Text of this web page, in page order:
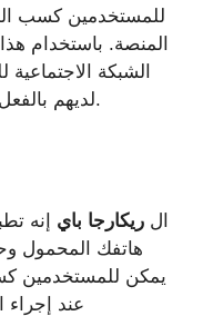
للمستخدمين كسب
المنصة. باستخدام
الشبكة الاجتماعية
لديهم بالفعل عادة إنشاء المحتوى عبر الإنترنت.
ال ريكارجا باي إنه
هاتفك المحمول
يمكن للمستخدمين
عند إجراء